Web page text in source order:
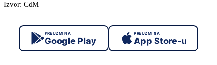
Izvor: CdM
PREUZMI NA
Google Play
PREUZMI NA
App Store-u